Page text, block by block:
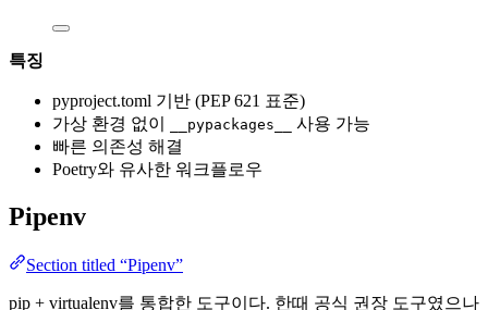
특징
pyproject.toml 기반 (PEP 621 표준)
가상 환경 없이
__pypackages__
사용 가능
빠른 의존성 해결
Poetry와 유사한 워크플로우
Pipenv
Section titled “Pipenv”
pip + virtualenv를 통합한 도구이다. 한때 공식 권장 도구였으나